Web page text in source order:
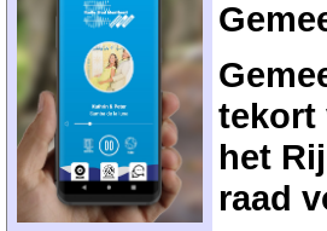
tekort
het
raad